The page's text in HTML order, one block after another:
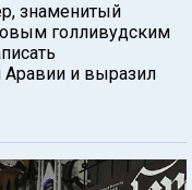
знаменитый
голливудским
Аравии и выразил